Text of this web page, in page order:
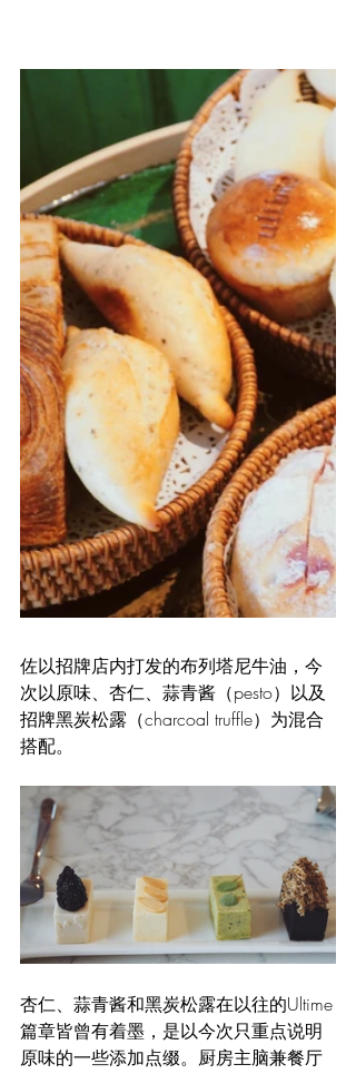
佐以招牌店内打发的布列塔尼牛油，今
次以原味、杏仁、蒜青酱（pesto）以及
招牌黑炭松露（charcoal truffle）为混合
搭配。
杏仁、蒜青酱和黑炭松露在以往的Ultime
篇章皆曾有着墨，是以今次只重点说明
原味的一些添加点缀。厨房主脑兼餐厅